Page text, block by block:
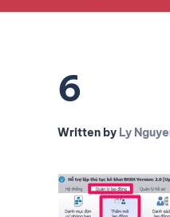
6
Written by Ly